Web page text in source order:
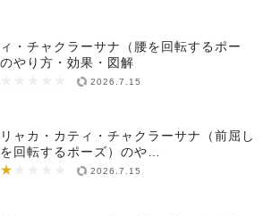
・チャクラーサナ（腰を回転するポー
やり方・効果・図解
2026.7.15
ャカ・カティ・チャクラーサナ（前屈し
回転するポーズ）のや…
2026.7.15